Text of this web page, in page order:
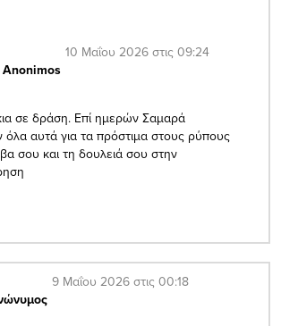
Anonimos
10 Μαΐου 2026 στις 09:24
σε δράση. Επί ημερών Σαμαρά
όλα αυτά για τα πρόστιμα στους ρύπους
σου και τη δουλειά σου στην
9 Μαΐου 2026 στις 00:18